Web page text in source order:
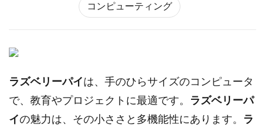
コンピューティング
ラズベリーパイは、手のひらサイズのコンピュータ
で、教育やプロジェクトに最適です。 ラズベリーパ
イの魅力は、その小ささと多機能性にあります。 ラ